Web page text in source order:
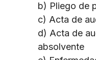
b) Pliego de
c) Acta de
d) Acta de
absolvente